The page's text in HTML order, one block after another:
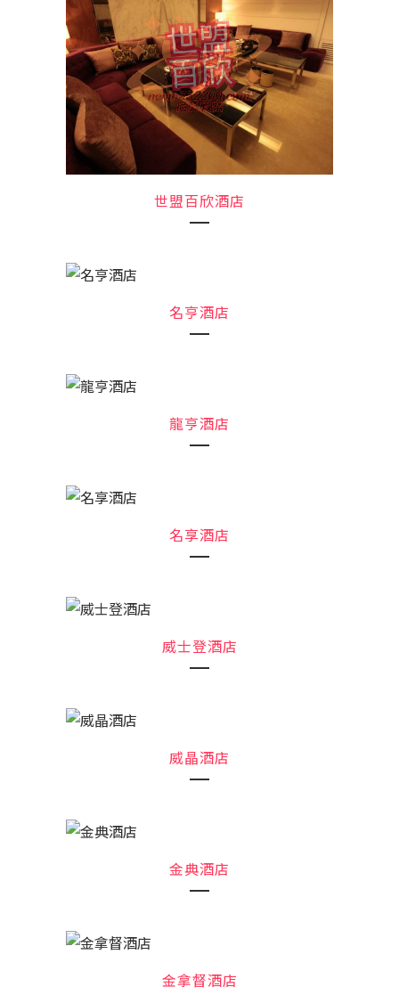
世盟百欣酒店
名亨酒店
龍亨酒店
名享酒店
威士登酒店
威晶酒店
金典酒店
金拿督酒店